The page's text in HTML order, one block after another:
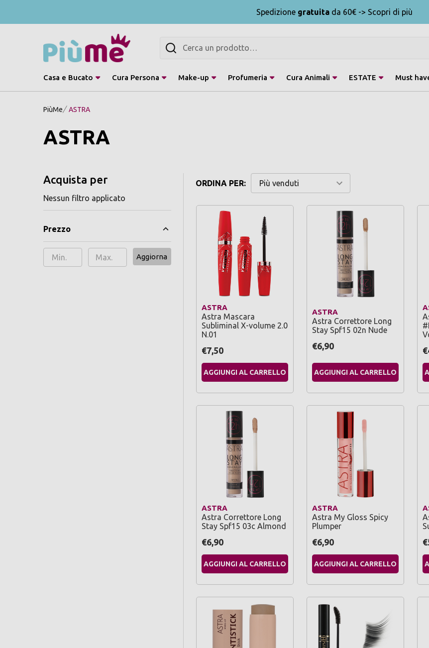
Spedizione gratuita da 60€ -> Scopri di più
Cerca
Casa e Bucato Cura Persona Make-up Profumeria Cura Animali ESTATE Must
PiùMe ASTRA
ASTRA
Acquista per
Nessun filtro applicato
Prezzo
Aggiorna
ORDINA PER:
ASTRA
Astra Mascara
Subliminal X-volume 2.0
N.01
€7,50
AGGIUNGI AL CARRELLO
ASTRA
Astra Correttore Long
Stay Spf15 02n Nude
€6,90
AGGIUNGI AL CARRELLO
ASTRA
Astra Correttore Long
Stay Spf15 03c Almond
€6,90
AGGIUNGI AL CARRELLO
ASTRA
Astra My Gloss Spicy
Plumper
€6,90
AGGIUNGI AL CARRELLO